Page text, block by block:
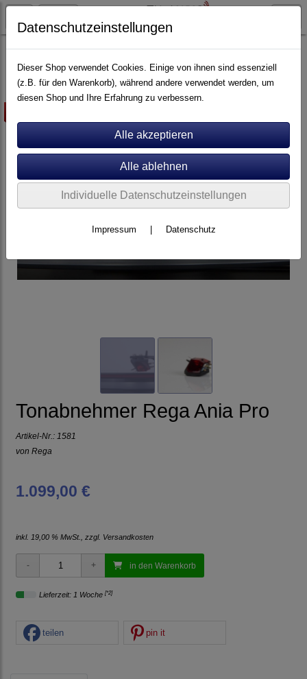
Tonabnehmer MC
Tonabnehmer Rega Ania Pro
Artikel-Nr.: 1581
von Rega
1.099,00 €
inkl. 19,00 % MwSt., zzgl. Versandkosten
in den Warenkorb
Lieferzeit: 1 Woche [*2]
teilen pin it
Datenschutzeinstellungen
Dieser Shop verwendet Cookies. Einige von ihnen sind essenziell
(z.B. für den Warenkorb), während andere verwendet werden, um
diesen Shop und Ihre Erfahrung zu verbessern.
Individuelle Datenschutzeinstellungen
Impressum Datenschutz